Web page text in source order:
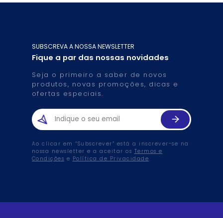
SUBSCREVA A NOSSA NEWSLETTER
Fique a par das nossas novidades
Seja o primeiro a saber de novos
produtos, novas promoções, dicas e
ofertas especiais.
Ao clicar em “Subscrever” está a inscrever-se na
nossa newsletter e a aceitar os Termos e
Condições e Política de Privacidade.